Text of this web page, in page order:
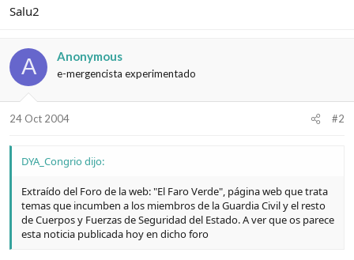
Salu2
A Anonymous
e-mergencista experimentado
24 Oct 2004 #2
DYA_Congrio dijo:
Extraído del Foro de la web: "El Faro Verde", página web que trata
temas que incumben a los miembros de la Guardia Civil y el resto
de Cuerpos y Fuerzas de Seguridad del Estado. A ver que os parece
esta noticia publicada hoy en dicho foro